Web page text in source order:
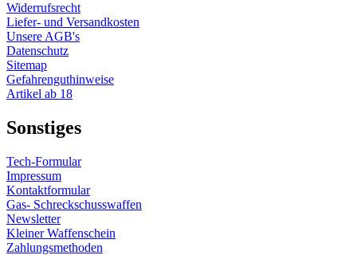
Widerrufsrecht
Liefer- und Versandkosten
Unsere AGB's
Datenschutz
Sitemap
Gefahrenguthinweise
Artikel ab 18
Sonstiges
Tech-Formular
Impressum
Kontaktformular
Gas- Schreckschusswaffen
Newsletter
Kleiner Waffenschein
Zahlungsmethoden